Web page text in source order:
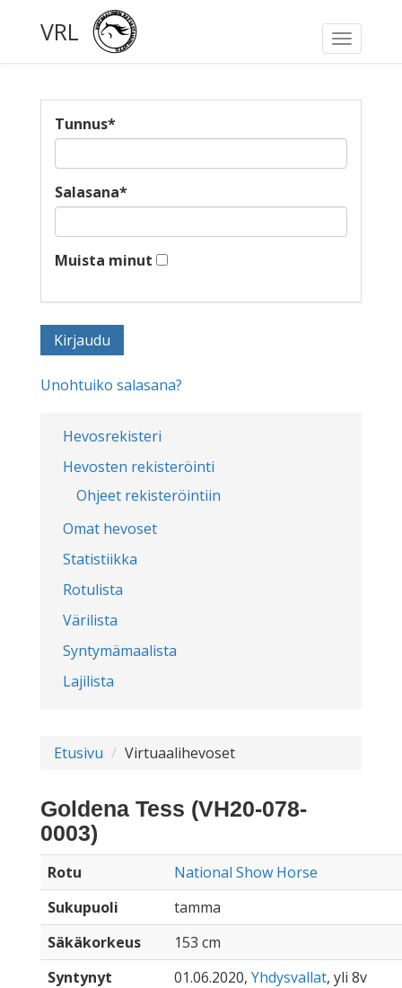
Toggle
VRL
Hevosrekisteri
Hevosten rekisteröinti
Ohjeet rekisteröintiin
Omat hevoset
Statistiikka
Rotulista
Värilista
Syntymämaalista
Lajilista
Tunnus*
Salasana*
Muista minut
Unohtuiko salasana?
Etusivu Virtuaalihevoset
Goldena Tess (VH20-078-
0003)
Rotu
National Show Horse
Sukupuoli
tamma
Säkäkorkeus
153 cm
Syntynyt
01.06.2020, Yhdysvallat, yli 8v